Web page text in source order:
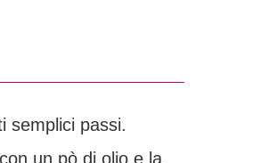
semplici passi.
un pò di olio e la